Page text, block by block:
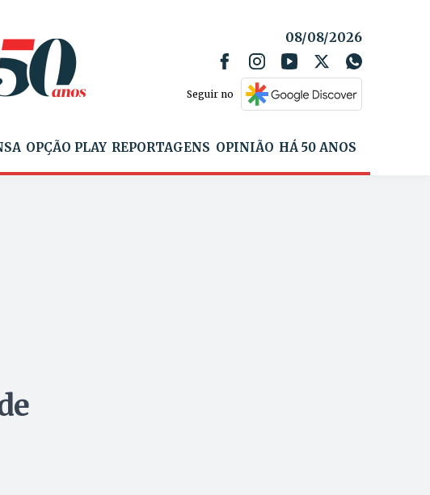
08/08/2026
Seguir no
OPÇÃO PLAY REPORTAGENS OPINIÃO HÁ 50 ANOS